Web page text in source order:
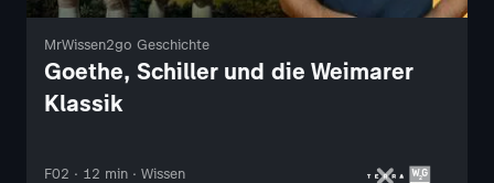
MrWissen2go Geschichte
Goethe, Schiller und die Weimarer
Klassik
F02 · 12 min · Wissen